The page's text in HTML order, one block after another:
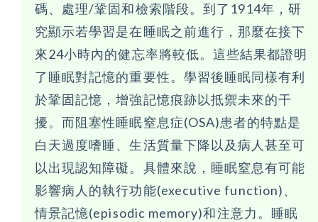
碼、處理/鞏固和檢索階段。到了1914年，研
究顯示若學習是在睡眠之前進行，那麼在接下
來24小時內的健忘率將較低。這些結果都證明
了睡眠對記憶的重要性。學習後睡眠同樣有利
於鞏固記憶，增強記憶痕跡以抵禦未來的干
擾。而阻塞性睡眠窒息症(OSA)患者的特點是
白天過度嗜睡、生活質量下降以及病人甚至可
以出現認知障礙。具體來說，睡眠窒息有可能
影響病人的執行功能(executive function)、
情景記憶(episodic memory)和注意力。睡眠